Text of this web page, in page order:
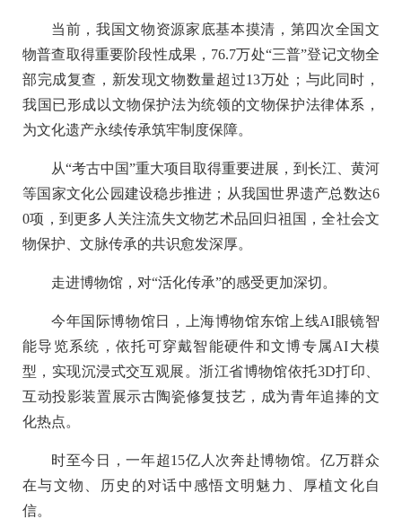
当前，我国文物资源家底基本摸清，第四次全国文
物普查取得重要阶段性成果，76.7万处“三普”登记文物全
部完成复查，新发现文物数量超过13万处；与此同时，
我国已形成以文物保护法为统领的文物保护法律体系，
为文化遗产永续传承筑牢制度保障。
从“考古中国”重大项目取得重要进展，到长江、黄河
等国家文化公园建设稳步推进；从我国世界遗产总数达6
0项，到更多人关注流失文物艺术品回归祖国，全社会文
物保护、文脉传承的共识愈发深厚。
走进博物馆，对“活化传承”的感受更加深切。
今年国际博物馆日，上海博物馆东馆上线AI眼镜智
能导览系统，依托可穿戴智能硬件和文博专属AI大模
型，实现沉浸式交互观展。浙江省博物馆依托3D打印、
互动投影装置展示古陶瓷修复技艺，成为青年追捧的文
化热点。
时至今日，一年超15亿人次奔赴博物馆。亿万群众
在与文物、历史的对话中感悟文明魅力、厚植文化自
信。